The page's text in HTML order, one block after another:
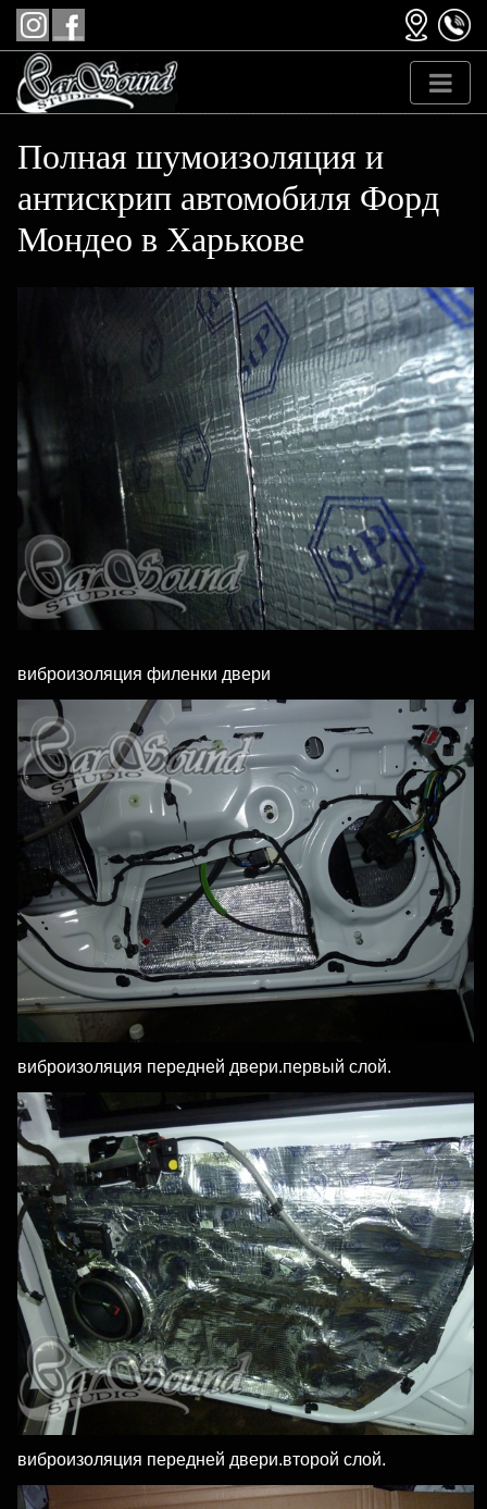
Полная шумоизоляция и
антискрип автомобиля Форд
Мондео в Харькове
виброизоляция филенки двери
виброизоляция передней двери.первый слой.
виброизоляция передней двери.второй слой.